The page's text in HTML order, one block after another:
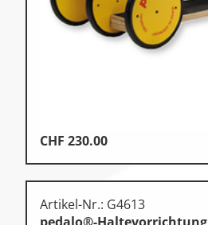
CHF 230.00
Artikel-Nr.: G4613